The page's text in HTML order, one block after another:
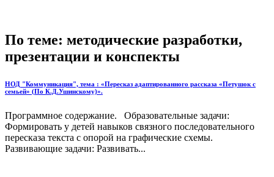
По теме: методические разработки,
презентации и конспекты
НОД "Коммуникация", тема : «Пересказ адаптированного рассказа «Петушок с
семьей» (По К.Д.Ушинскому)».
Программное содержание. Образовательные задачи:
Формировать у детей навыков связного последовательного
пересказа текста с опорой на графические схемы.
Развивающие задачи: Развивать...